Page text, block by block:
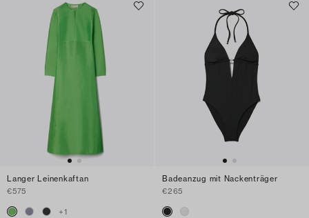
Langer Leinenkaftan
€575
+1
Badeanzug mit Nackenträger
€265